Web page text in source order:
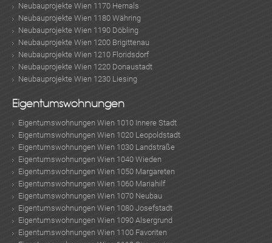
Neubauprojekte Wien 1170 Hernals
Neubauprojekte Wien 1180 Währing
Neubauprojekte Wien 1190 Döbling
Neubauprojekte Wien 1200 Brigittenau
Neubauprojekte Wien 1210 Floridsdorf
Neubauprojekte Wien 1220 Donaustadt
Neubauprojekte Wien 1230 Liesing
Eigentumswohnungen
Eigentumswohnungen Wien 1010 Innere Stadt
Eigentumswohnungen Wien 1020 Leopoldstadt
Eigentumswohnungen Wien 1030 Landstraße
Eigentumswohnungen Wien 1040 Wieden
Eigentumswohnungen Wien 1050 Margareten
Eigentumswohnungen Wien 1060 Mariahilf
Eigentumswohnungen Wien 1070 Neubau
Eigentumswohnungen Wien 1080 Josefstadt
Eigentumswohnungen Wien 1090 Alsergrund
Eigentumswohnungen Wien 1100 Favoriten